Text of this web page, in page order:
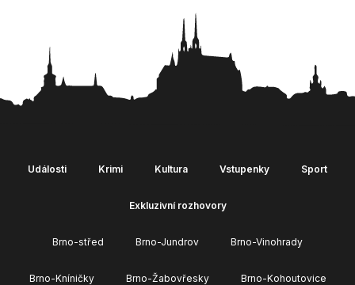
Události Krimi Kultura Vstupenky Sport
Exkluzivní rozhovory
Brno-střed Brno-Jundrov Brno-Vinohrady
Brno-Kníničky Brno-Žabovřesky Brno-Kohoutovice